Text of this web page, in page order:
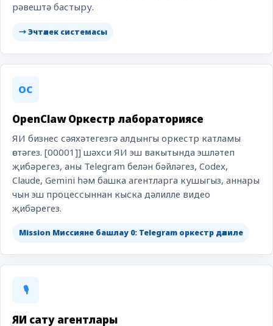
рәвештә бастыру.
→ Эчтәлек системасы
OC
OpenClaw Оркестр лабораториясе
ЯИ бизнес сәяхәтегезгә алдынгы оркестр катламы
өстәгез. [00001]] шәхси ЯИ эш вакытында эшләтеп
җибәрегез, аны Telegram белән бәйләгез, Codex,
Claude, Gemini һәм башка агентларга кушыгыз, аннары
чын эш процессыннан кыска дәлилле видео
җибәрегез.
Mission Миссияне башлау 0: Telegram оркестр дәлиле
🎙️
ЯИ сату агентлары